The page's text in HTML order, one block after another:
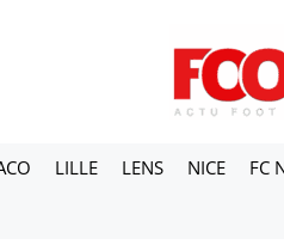
LILLE LENS NICE FC